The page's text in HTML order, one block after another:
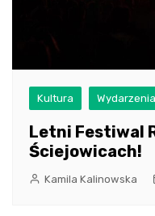
Kultura Wydarzenia
Letni Festiwal
Ściejowicach!
Kamila Kalinowska